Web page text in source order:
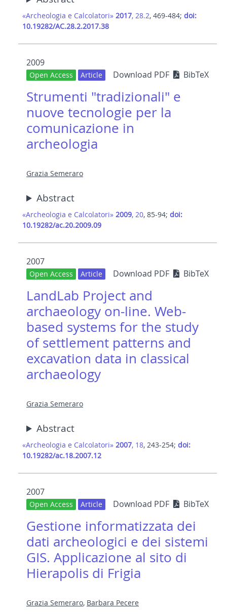
«Archeologia e Calcolatori» 2017, 28.2, 469-484; doi:
10.19282/AC.28.2.2017.38
2009
Open Access Article Download PDF BibTeX
Strumenti "tradizionali" e
nuove tecnologie per la
comunicazione in
archeologia
Grazia Semeraro
Abstract
«Archeologia e Calcolatori» 2009, 20, 85-94; doi:
10.19282/ac.20.2009.09
2007
Open Access Article Download PDF BibTeX
LandLab Project and
archaeology on-line. Web-
based systems for the study
of settlement patterns and
excavation data in classical
archaeology
Grazia Semeraro
Abstract
«Archeologia e Calcolatori» 2007, 18, 243-254; doi:
10.19282/ac.18.2007.12
2007
Open Access Article Download PDF BibTeX
Gestione informatizzata dei
dati archeologici e dei sistemi
GIS. Applicazione al sito di
Hierapolis di Frigia
Grazia Semeraro, Barbara Pecere